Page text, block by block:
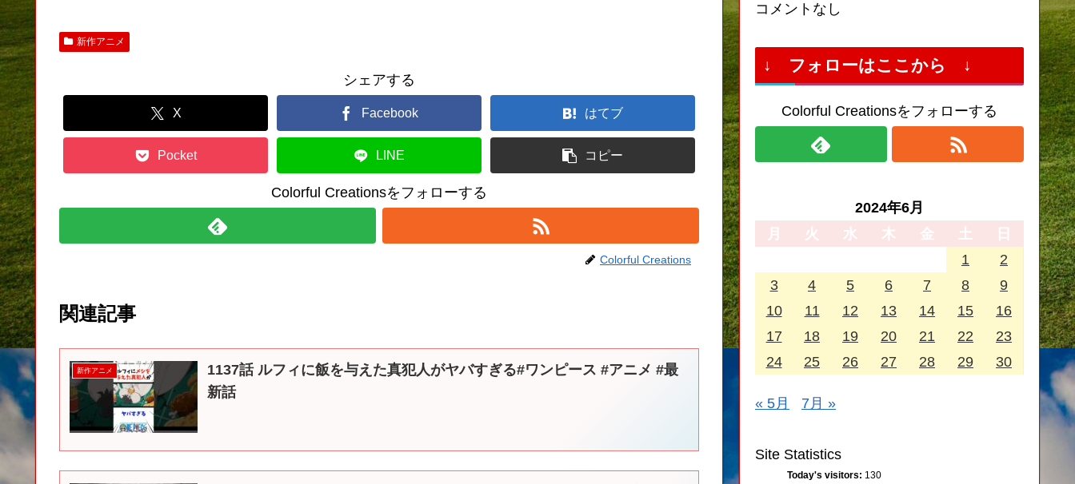
新作アニメ
シェアする
X Facebook はてブ
Pocket LINE コピー
Colorful Creationsをフォローする
Colorful Creations
関連記事
新作アニメ
1137話 ルフィに飯を与えた真犯人がヤバすぎる#ワンピース #アニメ #最
新話
コメントなし
↓ フォローはここから ↓
Colorful Creationsをフォローする
2024年6月
月
火 水 木 金 土
日
1
2
3
4 5 6 7 8
9
10
11 12 13 14 15
16
17
18 19 20 21 22
23
24
25 26 27 28 29 30
« 5月 7月 »
Site Statistics
Today's visitors: 130